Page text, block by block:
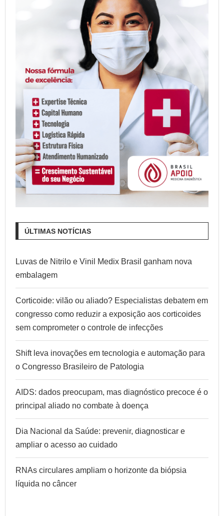
ÚLTIMAS NOTÍCIAS
Luvas de Nitrilo e Vinil Medix Brasil ganham nova
embalagem
Corticoide: vilão ou aliado? Especialistas debatem em
congresso como reduzir a exposição aos corticoides
sem comprometer o controle de infecções
Shift leva inovações em tecnologia e automação para
o Congresso Brasileiro de Patologia
AIDS: dados preocupam, mas diagnóstico precoce é o
principal aliado no combate à doença
Dia Nacional da Saúde: prevenir, diagnosticar e
ampliar o acesso ao cuidado
RNAs circulares ampliam o horizonte da biópsia
líquida no câncer